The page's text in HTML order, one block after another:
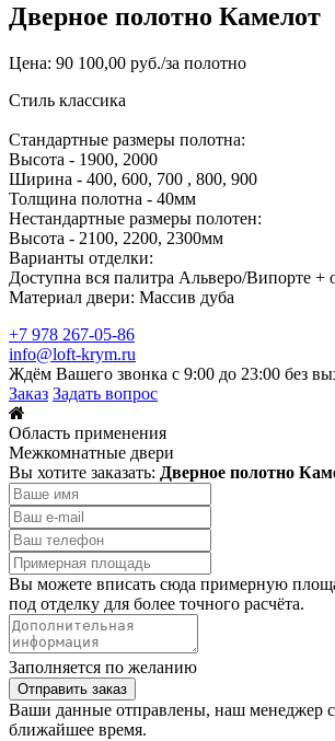
Дверное полотно Камелот
Цена: 90 100,00 руб./за полотно
Стиль классика
Стандартные размеры полотна:
Высота - 1900, 2000
Ширина - 400, 600, 700 , 800, 900
Толщина полотна - 40мм
Нестандартные размеры полотен:
Высота - 2100, 2200, 2300мм
Варианты отделки:
Доступна вся палитра Альверо/Випорте +
Материал двери: Массив дуба
+7 978 267-05-86
info@loft-krym.ru
Ждём Вашего звонка с 9:00 до 23:00 без
Заказ Задать вопрос
Область применения
Межкомнатные двери
Вы хотите заказать: Дверное полотно
Вы можете вписать сюда примерную
под отделку для более точного расчёта.
Заполняется по желанию
Отправить заказ
Ваши данные отправлены, наш менеджер
ближайшее время.